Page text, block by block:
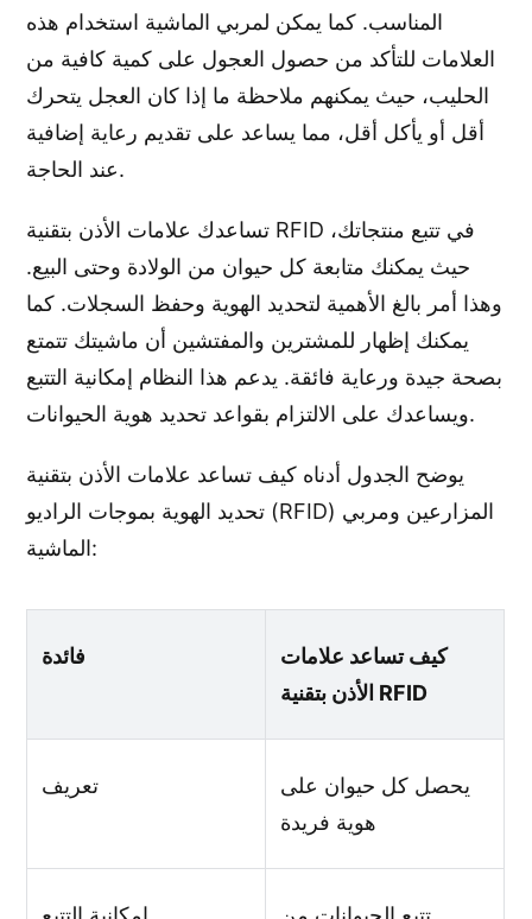
المناسب. كما يمكن لمربي الماشية استخدام هذه
العلامات للتأكد من حصول العجول على كمية كافية من
الحليب، حيث يمكنهم ملاحظة ما إذا كان العجل يتحرك
أقل أو يأكل أقل، مما يساعد على تقديم رعاية إضافية
عند الحاجة.
تساعدك علامات الأذن بتقنية RFID في تتبع منتجاتك،
حيث يمكنك متابعة كل حيوان من الولادة وحتى البيع.
وهذا أمر بالغ الأهمية لتحديد الهوية وحفظ السجلات. كما
يمكنك إظهار للمشترين والمفتشين أن ماشيتك تتمتع
بصحة جيدة ورعاية فائقة. يدعم هذا النظام إمكانية التتبع
ويساعدك على الالتزام بقواعد تحديد هوية الحيوانات.
يوضح الجدول أدناه كيف تساعد علامات الأذن بتقنية
تحديد الهوية بموجات الراديو (RFID) المزارعين ومربي
الماشية:
فائدة
كيف تساعد علامات
الأذن بتقنية RFID
تعريف
يحصل كل حيوان على
هوية فريدة